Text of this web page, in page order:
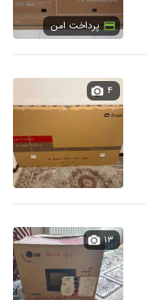
پرداخت امن
۴
۱۳